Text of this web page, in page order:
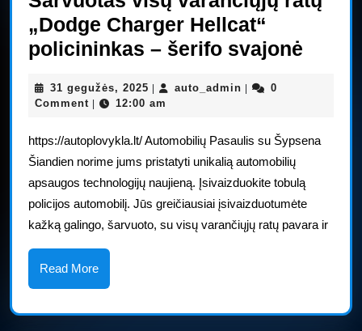
„Dodge Charger Hellcat“
policininkas – šerifo svajonė
31 gegužės, 2025 31
gegužės,
| auto_admin auto_admin
|
0
Comment | 12:00 am
https://autoplovykla.lt/ Automobilių Pasaulis su Šypsena
Šiandien norime jums pristatyti unikalią automobilių
apsaugos technologijų naujieną. Įsivaizduokite tobulą
policijos automobilį. Jūs greičiausiai įsivaizduotumėte
kažką galingo, šarvuoto, su visų varančiųjų ratų pavara ir
Read MoreRead
More